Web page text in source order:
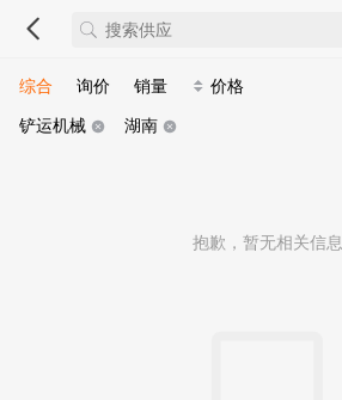
综合 询价 销量
价格
铲运机械
湖南
抱歉，暂无相关信息